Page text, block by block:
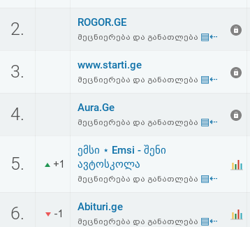
ავტორიზაცია
რეგისტრაცია
აღდგენა
2. ROGOR.GE
მეცნიერება და განათლება ▤⇠
3. www.starti.ge
მეცნიერება და განათლება ▤⇠
4. Aura.Ge
მეცნიერება და განათლება ▤⇠
5. +1
ემსი ⋆ Emsi - შენი
ავტოსკოლა
მეცნიერება და განათლება ▤⇠
6. -1
Abituri.ge
მეცნიერება და განათლება ▤⇠